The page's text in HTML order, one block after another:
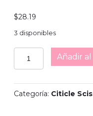
$28.19
3 disponibles
Staleks
Exclusive
21-
1
Añadir
Categoría: Citicle